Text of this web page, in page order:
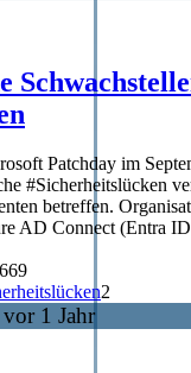
Patchday im
#Sicherheitslücken
betreffen.
AD Connect (Entra
69
2
1 Jahr